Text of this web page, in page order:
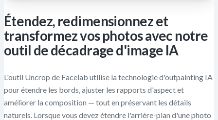
Étendez, redimensionnez et
transformez vos photos avec notre
outil de décadrage d'image IA
L'outil Uncrop de Facelab utilise la technologie d'outpainting IA
pour étendre les bords, ajuster les rapports d'aspect et
améliorer la composition — tout en préservant les détails
naturels. Lorsque vous devez étendre l'arrière-plan d'une photo